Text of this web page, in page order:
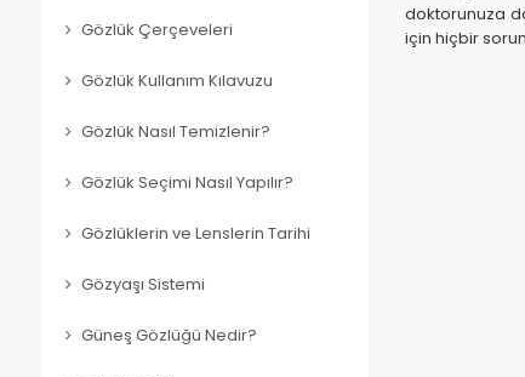
Gözlük Çerçeveleri
Gözlük Kullanım Kılavuzu
Gözlük Nasıl Temizlenir?
Gözlük Seçimi Nasıl Yapılır?
Gözlüklerin ve Lenslerin Tarihi
Gözyaşı Sistemi
Güneş Gözlüğü Nedir?
doktorunuza
için hiçbir